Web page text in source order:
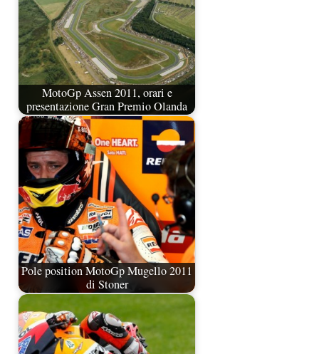
MotoGp Assen 2011, orari e
presentazione Gran Premio Olanda
Pole position MotoGp Mugello 2011
di Stoner